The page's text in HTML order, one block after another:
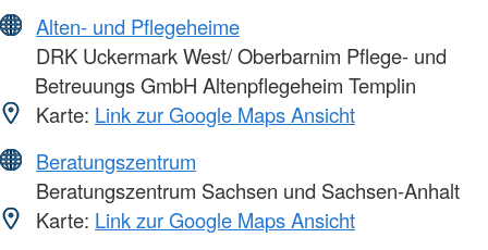
Alten- und Pflegeheime
DRK Uckermark West/ Oberbarnim Pflege- und
Betreuungs GmbH Altenpflegeheim Templin
Karte: Link zur Google Maps Ansicht
Beratungszentrum
Beratungszentrum Sachsen und Sachsen-Anhalt
Karte: Link zur Google Maps Ansicht